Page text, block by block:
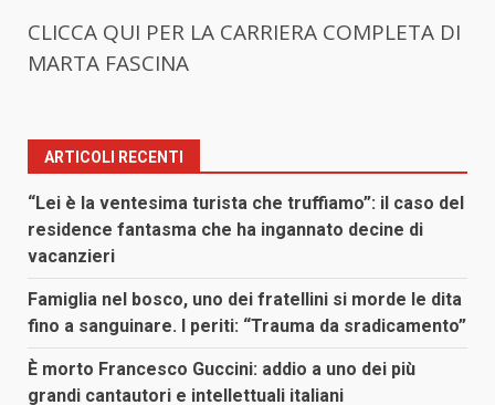
CLICCA QUI PER LA CARRIERA COMPLETA DI
MARTA FASCINA
ARTICOLI RECENTI
“Lei è la ventesima turista che truffiamo”: il caso del
residence fantasma che ha ingannato decine di
vacanzieri
Famiglia nel bosco, uno dei fratellini si morde le dita
fino a sanguinare. I periti: “Trauma da sradicamento”
È morto Francesco Guccini: addio a uno dei più
grandi cantautori e intellettuali italiani